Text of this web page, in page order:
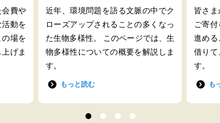
会費や
動を
場を
げま
近年、環境問題を語る文脈の中でク
ローズアップされることの多くなっ
た生物多様性。 このページでは、生
物多様性についての概要を解説しま
す。
もっと読む
皆さ
ご寄
進める
借りて
す。
も